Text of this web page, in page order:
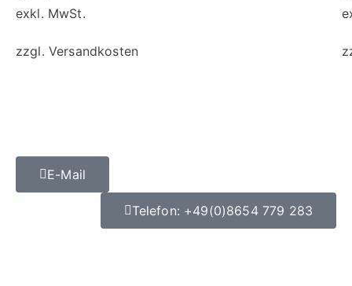
exkl. MwSt.
zzgl. Versandkosten
E-Mail
Telefon: +49(0)8654 779 283